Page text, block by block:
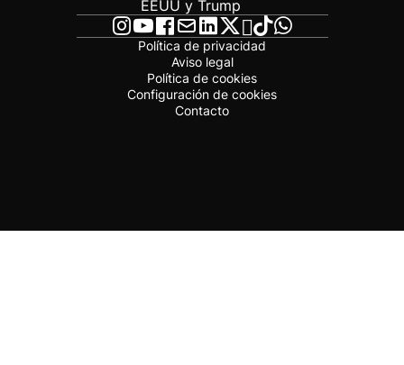
EEUU y Trump
Política de privacidad
Aviso legal
Política de cookies
Configuración de cookies
Contacto